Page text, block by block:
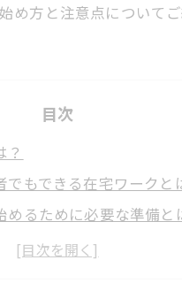
方と注意点についてご
目次
？
でもできる在宅ワークと
めるために必要な準備と
意点とは？